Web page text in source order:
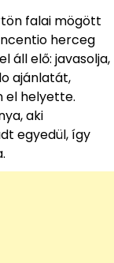
falai mögött
herceg
áll elő: javasolja,
ajánlatát,
el helyette.
aki
egyedül, így